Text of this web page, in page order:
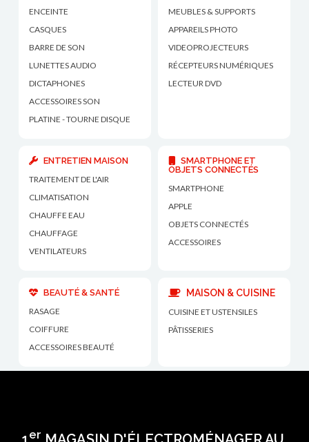
ENCEINTE
CASQUES
BARRE DE SON
LUNETTES AUDIO
DICTAPHONES
ACCESSOIRES SON
PLATINE - TOURNE DISQUE
MEUBLES & SUPPORTS
APPAREILS PHOTO
VIDEOPROJECTEURS
RÉCEPTEURS NUMÉRIQUES
LECTEUR DVD
ENTRETIEN MAISON
TRAITEMENT DE L'AIR
CLIMATISATION
CHAUFFE EAU
CHAUFFAGE
VENTILATEURS
SMARTPHONE ET
OBJETS CONNECTÉS
SMARTPHONE
APPLE
OBJETS CONNECTÉS
ACCESSOIRES
BEAUTÉ & SANTÉ
RASAGE
COIFFURE
ACCESSOIRES BEAUTÉ
MAISON & CUISINE
CUISINE ET USTENSILES
PÂTISSERIES
er